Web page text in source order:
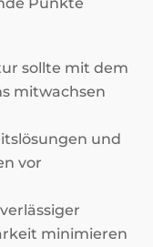
sollte mit dem
mitwachsen
und
vor
minimieren